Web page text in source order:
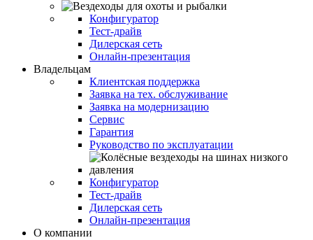
Конфигуратор
Тест-драйв
Дилерская сеть
Онлайн-презентация
Владельцам
Клиентская поддержка
Заявка на тех. обслуживание
Заявка на модернизацию
Сервис
Гарантия
Руководство по эксплуатации
Конфигуратор
Тест-драйв
Дилерская сеть
Онлайн-презентация
О компании